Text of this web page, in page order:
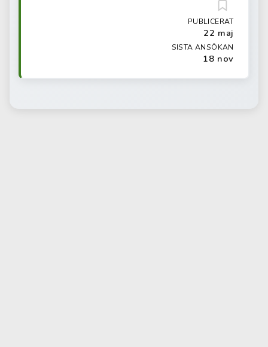
PUBLICERAT
22 maj
SISTA ANSÖKAN
18 nov